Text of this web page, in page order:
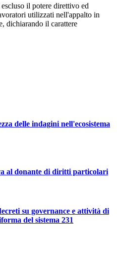
il potere direttivo ed
utilizzati nell'appalto in
dichiarando il carattere
delle indagini nell'ecosistema
al donante di diritti particolari
su governance e attività di
del sistema 231